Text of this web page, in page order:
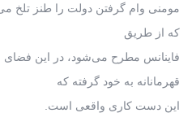
مومنی وام گرفتن دولت را طنز تلخ
که از طریق
فاینانس مطرح می‌شود، در این
قهرمانانه به خود گرفته که
این دست کاری واقعی است.